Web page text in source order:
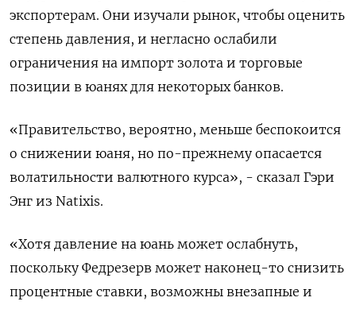
экспортерам. Они изучали рынок, чтобы оценить
степень давления, и негласно ослабили
ограничения на импорт золота и торговые
позиции в юанях для некоторых банков.
«Правительство, вероятно, меньше беспокоится
о снижении юаня, но по-прежнему опасается
волатильности валютного курса», - сказал Гэри
Энг из Natixis.
«Хотя давление на юань может ослабнуть,
поскольку Федрезерв может наконец-то снизить
процентные ставки, возможны внезапные и